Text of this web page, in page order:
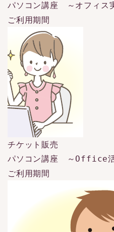
パソコン講座 ～オフィス
ご利用期間
チケット販売
パソコン講座 ～Office
ご利用期間